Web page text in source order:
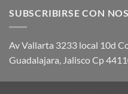
SUBSCRIBIRSE CON
Av Vallarta 3233 local 10d
Guadalajara, Jalisco Cp